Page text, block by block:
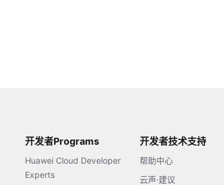
开发者Programs
Huawei Cloud Developer
Experts
开发者技术支持
帮助中心
云声·建议